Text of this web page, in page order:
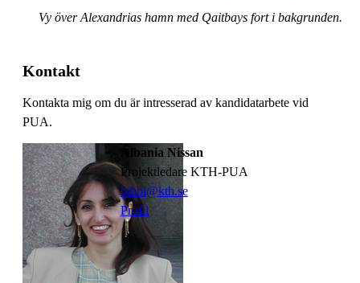
Vy över Alexandrias hamn med Qaitbays fort i bakgrunden.
Kontakt
Kontakta mig om du är intresserad av kandidatarbete vid
PUA.
Albania Nissan
Projektledare KTH-PUA
bibbi@kth.se
Profil